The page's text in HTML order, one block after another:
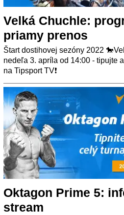
Velká Chuchle:
priamy prenos
Štart dostihovej sezóny 2022
nedeľa 3. apríla od 14:00 - tipujte
na Tipsport TV❗
Oktagon Prime 5:
stream